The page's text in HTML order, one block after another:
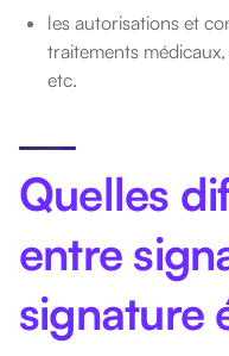
les autorisations et
traitements
etc.
Quelles
entre
signature